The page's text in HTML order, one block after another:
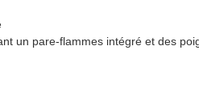
un pare-flammes intégré et des